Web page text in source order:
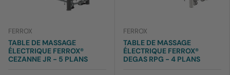
FERROX
TABLE DE MASSAGE
ÉLECTRIQUE FERROX®
CEZANNE JR - 5 PLANS
FERROX
TABLE DE MASSAGE
ÉLECTRIQUE FERROX®
DEGAS RPG - 4 PLANS